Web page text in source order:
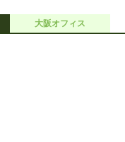
大阪オフィス